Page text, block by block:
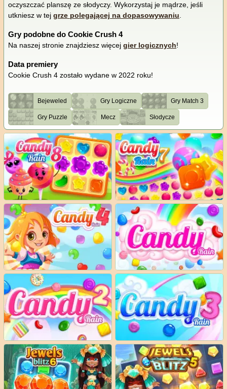
oczyszczać planszę ze słodyczy. Wykorzystaj je mądrze, jeśli
utkniesz w tej grze polegającej na dopasowywaniu.
Gry podobne do Cookie Crush 4
Na naszej stronie znajdziesz więcej gier logicznych!
Data premiery
Cookie Crush 4 zostało wydane w 2022 roku!
Bejeweled Gry Logiczne Gry Match 3
Gry Puzzle Mecz Słodycze